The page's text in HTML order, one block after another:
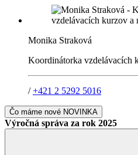
Monika Straková
Koordinátorka vzdelávacích
/+421 2 5292 5016
Čo máme nové NOVINKA
Výročná správa za rok 2025